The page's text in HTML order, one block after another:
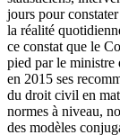
jours pour
la réalité
ce constat que le
pied par le ministre
en 2015 ses
du droit civil en
normes à niveau,
des modèles